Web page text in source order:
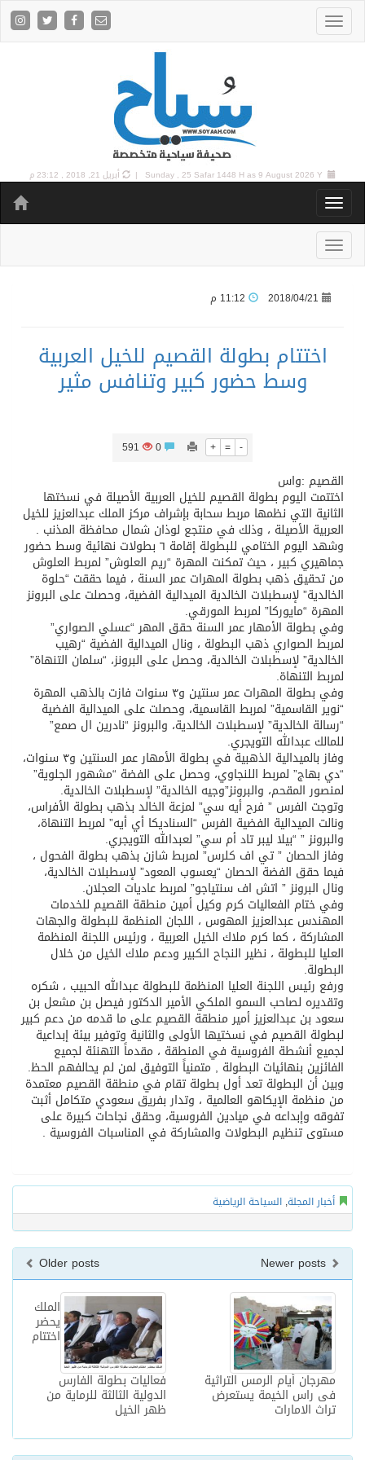
Sunday , 25 Safar 1448 H as9 August 2026 Y | أبريل 21, 2018 , 23:12 م
2018/04/21
اختتام بطولة القصيم للخيل العربية
وسط حضور كبير وتنافس مثير
+ = -
591
القصيم :واس
اختتمت اليوم بطولة القصيم للخيل العربية الأصيلة في نسختها
الثانية التي نظمها مربط سحابة بإشراف مركز الملك عبدالعزيز للخيل
العربية الأصيلة ، وذلك في منتجع لوذان شمال محافظة المذنب .
وشهد اليوم الختامي للبطولة إقامة ٦ بطولات نهائية وسط حضور
جماهيري كبير ، حيث تمكنت المهرة “ريم العلوش” لمربط العلوش
من تحقيق ذهب بطولة المهرات عمر السنة ، فيما حققت “حلوة
الخالدية” لإسطبلات الخالدية الميدالية الفضية، وحصلت على البرونز
المهرة “مايوركا” لمربط المورقي.
وفي بطولة الأمهار عمر السنة حقق المهر “عسلي الصواري”
لمربط الصواري ذهب البطولة ، ونال الميدالية الفضية “رهيب
الخالدية” لإسطبلات الخالدية، وحصل على البرونز، “سلمان التنهاة”
لمربط التنهاة.
وفي بطولة المهرات عمر سنتين و٣ سنوات فازت بالذهب المهرة
“نوير القاسمية” لمربط القاسمية، وحصلت على الميدالية الفضية
“رسالة الخالدية” لإسطبلات الخالدية، والبرونز “نادرين ال صمع”
للمالك عبدالله التويجري.
وفاز بالميدالية الذهبية في بطولة الأمهار عمر السنتين و٣ سنوات،
“دي بهاج” لمربط اللنجاوي، وحصل على الفضة “مشهور الجلوية”
لمنصور المقحم، والبرونز”وجيه الخالدية” لإسطبلات الخالدية.
وتوجت الفرس ” فرح أيه سي” لمزعة الخالد بذهب بطولة الأفراس،
ونالت الميدالية الفضية الفرس “السناديكا أي أيه” لمربط التنهاة،
والبرونز ” “بيلا ليبر تاد أم سي” لعبدالله التويجري.
وفاز الحصان ” تي اف كلرس” لمربط شازن بذهب بطولة الفحول ،
فيما حقق الفضة الحصان “يعسوب المعود” لإسطبلات الخالدية،
ونال البرونز ” اتش اف سنتياجو” لمربط عاديات العجلان.
وفي ختام الفعاليات كرم وكيل أمين منطقة القصيم للخدمات
المهندس عبدالعزيز المهوس ، اللجان المنظمة للبطولة والجهات
المشاركة ، كما كرم ملاك الخيل العربية ، ورئيس اللجنة المنظمة
العليا للبطولة ، نظير النجاح الكبير ودعم ملاك الخيل من خلال
البطولة.
ورفع رئيس اللجنة العليا المنظمة للبطولة عبدالله الحبيب ، شكره
وتقديره لصاحب السمو الملكي الأمير الدكتور فيصل بن مشعل بن
سعود بن عبدالعزيز أمير منطقة القصيم على ما قدمه من دعم كبير
لبطولة القصيم في نسختيها الأولى والثانية وتوفير بيئة إبداعية
لجميع أنشطة الفروسية في المنطقة ، مقدماً التهنئة لجميع
الفائزين بنهائيات البطولة , متمنياً التوفيق لمن لم يحالفهم الحظ.
وبين أن البطولة تعد أول بطولة تقام في منطقة القصيم معتمدة
من منظمة الإيكاهو العالمية ، وتدار بفريق سعودي متكامل أثبت
تفوقه وإبداعه في ميادين الفروسية، وحقق نجاحات كبيرة على
مستوى تنظيم البطولات والمشاركة في المناسبات الفروسية .
أخبار المجلة, السياحة الرياضية
Older posts
الملك
يحضر
اختتام
فعاليات بطولة الفارس
الدولية الثالثة للرماية من
ظهر الخيل
مهرجان أيام الرمس التراثية
فى راس الخيمة يستعرض
تراث الامارات